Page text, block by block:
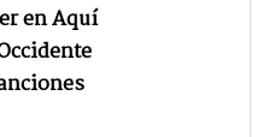
en Aquí